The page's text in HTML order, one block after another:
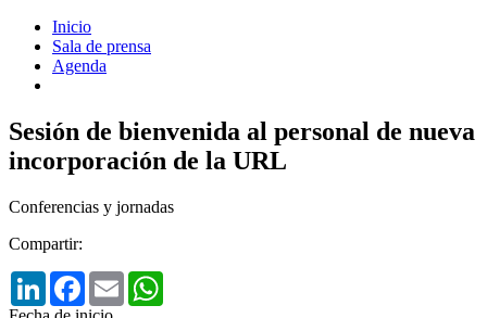
Inicio
Sala de prensa
Agenda
Sesión de bienvenida al personal de nueva
incorporación de la URL
Conferencias y jornadas
Compartir:
LinkedInFacebook
Email